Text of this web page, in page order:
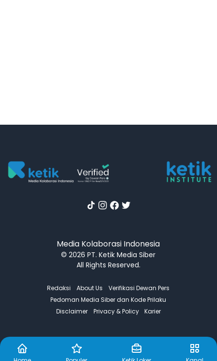
Media Kolaborasi Indonesia
© 2026 PT. Ketik Media Siber
All Rights Reserved.
Redaksi About Us
Verifikasi Dewan Pers
Pedoman Media Siber dan Kode Prilaku
Disclaimer
Privacy & Policy Karier